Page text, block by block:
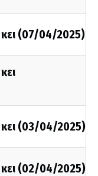
(07/04/2025)
(03/04/2025)
(02/04/2025)